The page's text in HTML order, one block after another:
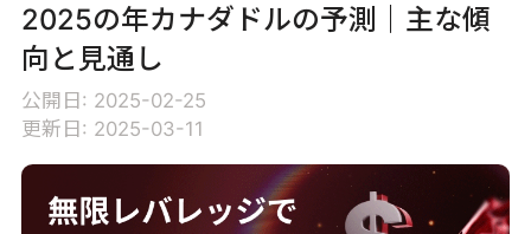
2025の年カナダドルの予測｜主な傾
向と見通し
公開日: 2025-02-25
更新日: 2025-03-11